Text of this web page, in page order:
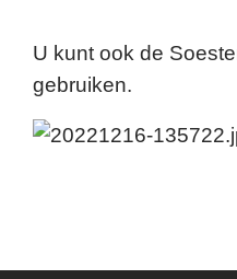
U kunt ook de
gebruiken.